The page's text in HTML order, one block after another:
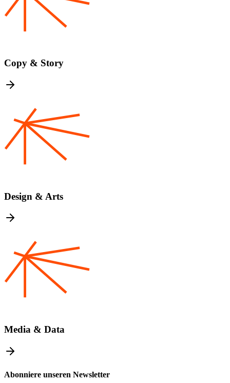
Copy & Story
Design & Arts
Media & Data
Abonniere unseren Newsletter